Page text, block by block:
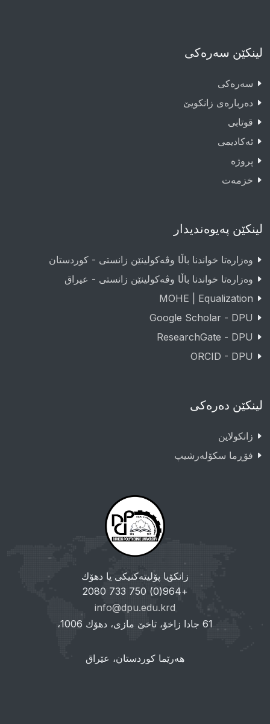
لینکێن سەرەکی
سەرەکى
دەربارەى زانکویێ
قوتابى
ئەکادیمى
پروژە
خزمەت
لینکێن پەیوەندیدار
وەزارەتا خواندنا باڵا وڤەکولینێن زانستی - کوردستان
وەزارەتا خواندنا باڵا وڤەکولینێن زانستی - عيراق
MOHE | Equalization
Google Scholar - DPU
ResearchGate - DPU
ORCID - DPU
لینکێن دەرەکی
زانکولاین
فۆڕما سکۆلەرشیپ
زانکۆیا پۆلیتەکنیکی یا دهۆك
+964(0) 750 733 2080
info@dpu.edu.krd
61 جادا زاخۆ، تاخێ مازی، دهۆك 1006،
هەرێما کوردستان، عێراق